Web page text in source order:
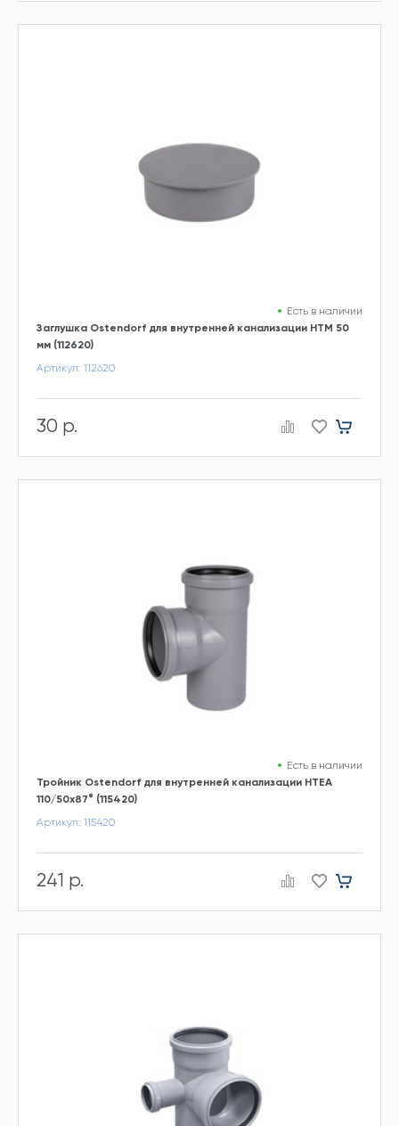
Есть в наличии
Заглушка Ostendorf для внутренней канализации HTM 50
мм (112620)
Артикул: 112620
30 р.
Есть в наличии
Тройник Ostendorf для внутренней канализации HTEA
110/50х87° (115420)
Артикул: 115420
241 р.